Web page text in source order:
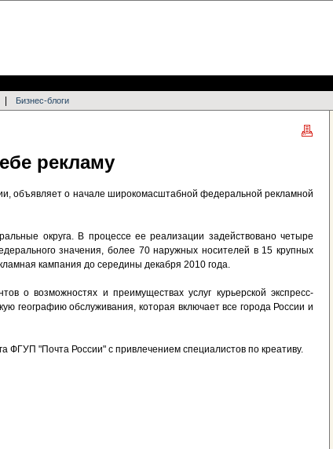
Бизнес-блоги
рекламу
объявляет о начале широкомасштабной федеральной рекламной
округа. В процессе ее реализации задействовано четыре
значения, более 70 наружных носителей в 15 крупных
кампания до середины декабря 2010 года.
о возможностях и преимуществах услуг курьерской экспресс-
географию обслуживания, которая включает все города России и
ФГУП "Почта России" с привлечением специалистов по креативу.